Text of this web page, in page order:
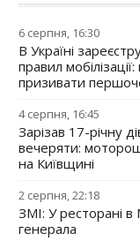
6 серпня, 16:30
В Україні
правил
призивати
4 серпня, 16:45
Зарізав 17-річну
вечеряти:
на Київщині
2 серпня, 22:18
ЗМІ: У ресторані в
генерала